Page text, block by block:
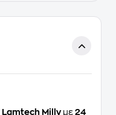
Lamtech Millyμε 24